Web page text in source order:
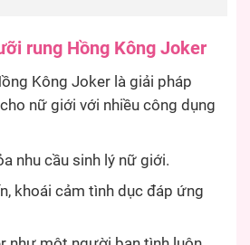
rung Hồng Kông Joker
Kông Joker là giải pháp
nữ giới với nhiều công dụng
nhu cầu sinh lý nữ giới.
khoái cảm tình dục đáp ứng